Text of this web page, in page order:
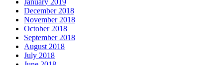
January 2019
December 2018
November 2018
October 2018
September 2018
August 2018
July 2018